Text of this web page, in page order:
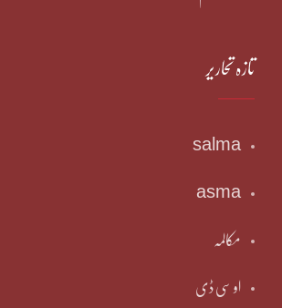
تازہ تحاریر
salma
asma
مکالمہ
او سی ڈی